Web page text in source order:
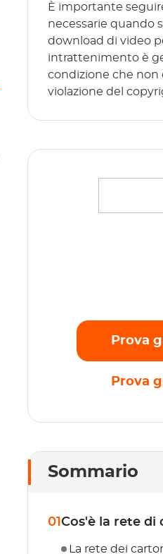
È importante
necessarie quando
download di video
intrattenimento è
condizione che non
violazione del
Prova
Prova
Sommario
01 Cos'è la rete di
La rete dei